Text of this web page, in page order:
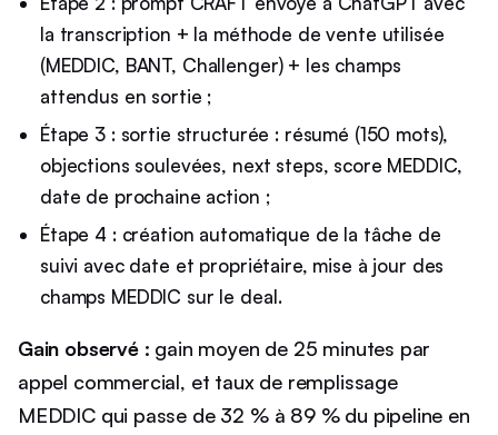
la transcription + la méthode de vente utilisée
(MEDDIC, BANT, Challenger) + les champs
attendus en sortie ;
Étape 3 : sortie structurée : résumé (150 mots),
objections soulevées, next steps, score MEDDIC,
date de prochaine action ;
Étape 4 : création automatique de la tâche de
suivi avec date et propriétaire, mise à jour des
champs MEDDIC sur le deal.
Gain observé : gain moyen de 25 minutes par
appel commercial, et taux de remplissage
MEDDIC qui passe de 32 % à 89 % du pipeline en